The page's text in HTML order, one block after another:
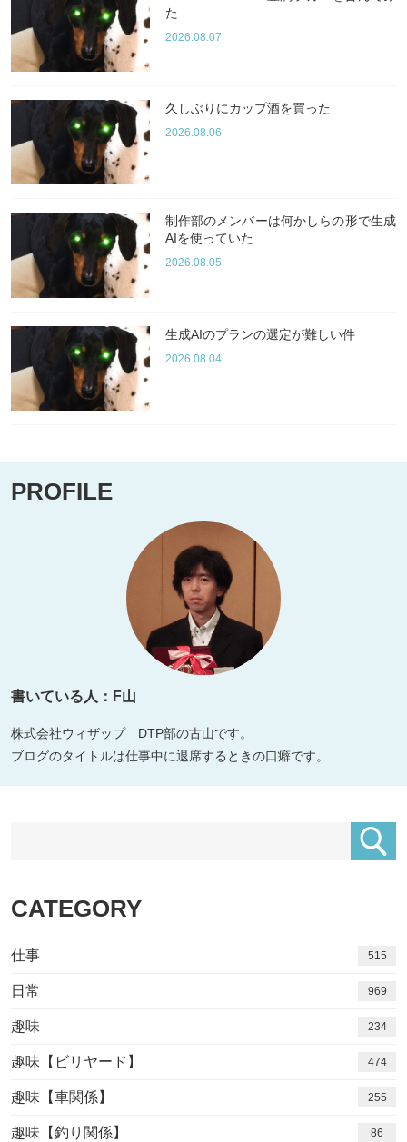
た
2026.08.07
久しぶりにカップ酒を買った
2026.08.06
制作部のメンバーは何かしらの形で生成
AIを使っていた
2026.08.05
生成AIのプランの選定が難しい件
2026.08.04
PROFILE
書いている人：F山
株式会社ウィザップ DTP部の古山です。
ブログのタイトルは仕事中に退席するときの口癖です。
CATEGORY
仕事 515
日常 969
趣味 234
趣味【ビリヤード】 474
趣味【車関係】 255
趣味【釣り関係】 86